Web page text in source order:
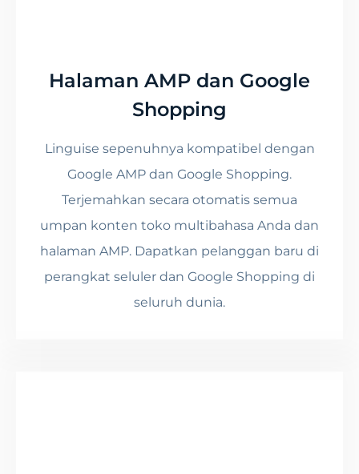
Halaman AMP dan Google
Shopping
Linguise sepenuhnya kompatibel dengan
Google AMP dan Google Shopping.
Terjemahkan secara otomatis semua
umpan konten toko multibahasa Anda dan
halaman AMP. Dapatkan pelanggan baru di
perangkat seluler dan Google Shopping di
seluruh dunia.